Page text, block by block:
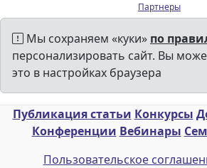
Партнеры
Мы сохраняем «куки» по
персонализировать сайт. Вы
это в настройках браузера
Публикация статьи Конкурсы
Конференции Вебинары
Пользовательское